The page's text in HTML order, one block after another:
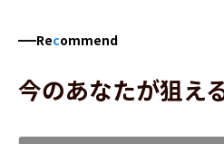
Recommend
今のあなたが狙え